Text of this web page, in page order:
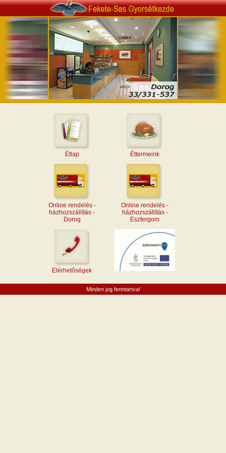
Étlap Éttermeink
Online rendelés -
házhozszállítás -
Dorog
Online rendelés -
házhozszállítás -
Esztergom
Elérhetőségek
Minden jog fenntartva!